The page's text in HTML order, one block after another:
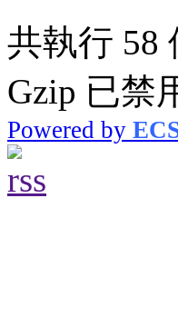
共執行 58
Gzip 已禁
Powered by